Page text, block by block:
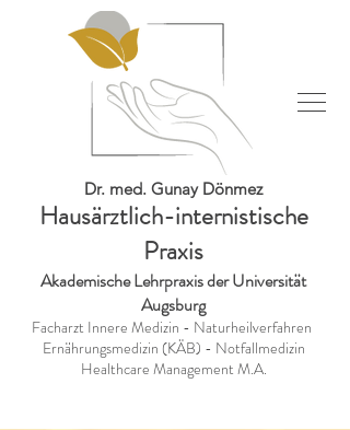
Dr. med. Gunay Dönmez
Hausärztlich-internistische
Praxis
Akademische Lehrpraxisder Universität
Augsburg
Facharzt Innere Medizin - Naturheilverfahren
Ernährungsmedizin (KÄB) - Notfallmedizin
Healthcare Management M.A.